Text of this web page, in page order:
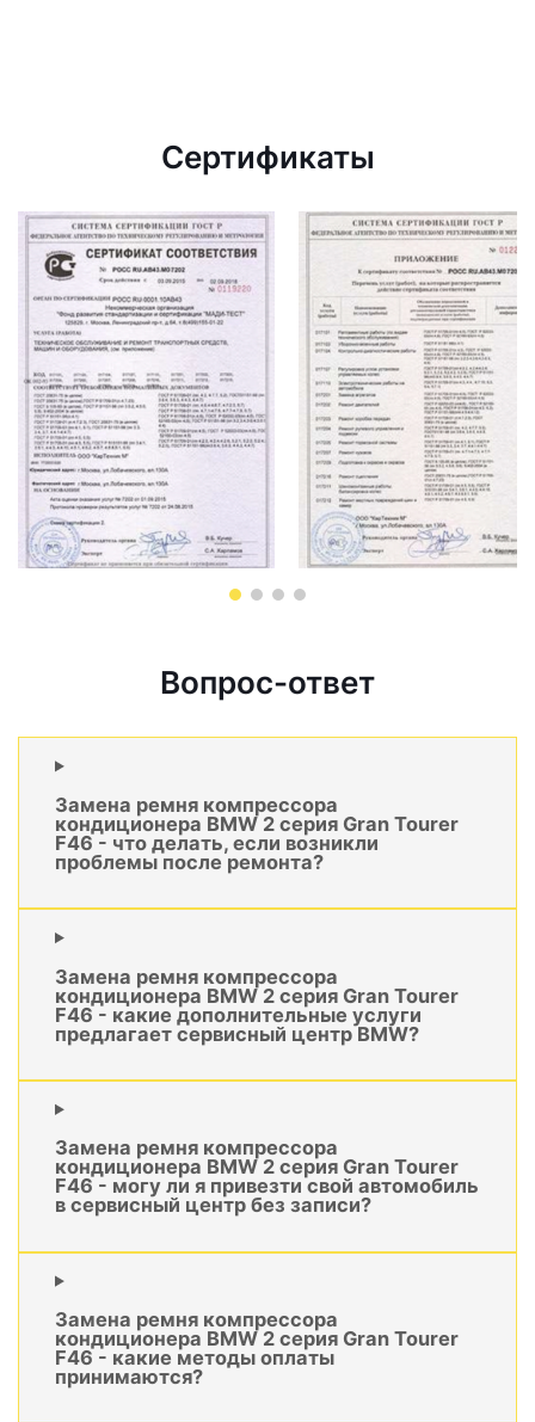
Сертификаты
Вопрос-ответ
Замена ремня компрессора
кондиционера BMW 2 серия Gran Tourer
F46 - что делать, если возникли
проблемы после ремонта?
Замена ремня компрессора
кондиционера BMW 2 серия Gran Tourer
F46 - какие дополнительные услуги
предлагает сервисный центр BMW?
Замена ремня компрессора
кондиционера BMW 2 серия Gran Tourer
F46 - могу ли я привезти свой автомобиль
в сервисный центр без записи?
Замена ремня компрессора
кондиционера BMW 2 серия Gran Tourer
F46 - какие методы оплаты
принимаются?